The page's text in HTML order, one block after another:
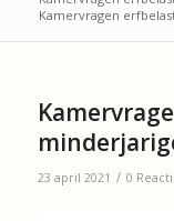
Kamervragen
23 april 2021 / 0